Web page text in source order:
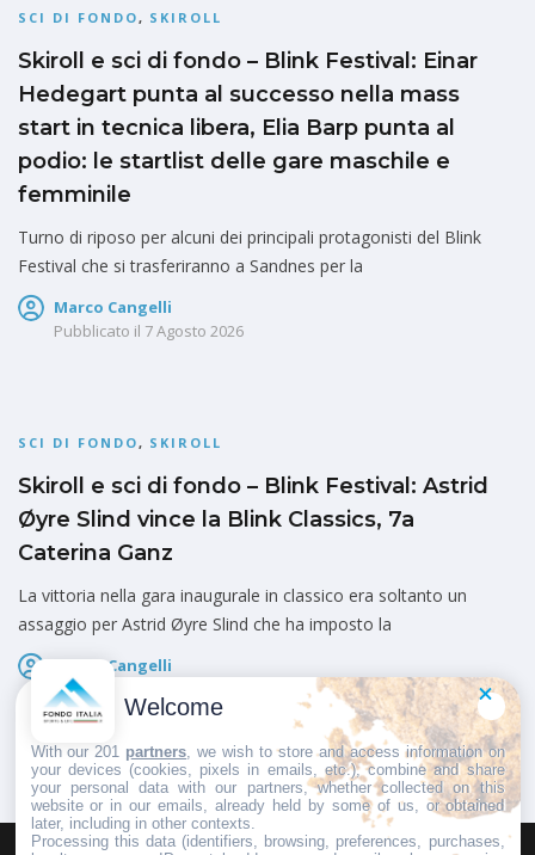
SCI DI FONDO, SKIROLL
Skiroll e sci di fondo – Blink Festival: Einar
Hedegart punta al successo nella mass
start in tecnica libera, Elia Barp punta al
podio: le startlist delle gare maschile e
femminile
Turno di riposo per alcuni dei principali protagonisti del Blink
Festival che si trasferiranno a Sandnes per la
Marco Cangelli
Pubblicato il 7 Agosto 2026
SCI DI FONDO, SKIROLL
Skiroll e sci di fondo – Blink Festival: Astrid
Øyre Slind vince la Blink Classics, 7a
Caterina Ganz
La vittoria nella gara inaugurale in classico era soltanto un
assaggio per Astrid Øyre Slind che ha imposto la
Marco Cangelli
Pubblicato il
Welcome
With our 201 partners , we wish to store and access information on
your devices (cookies, pixels in emails, etc.), combine and share
your personal data with our partners, whether collected on this
website or in our emails, already held by some of us, or obtained
later, including in other contexts.
Processing this data (identifiers, browsing, preferences, purchases,